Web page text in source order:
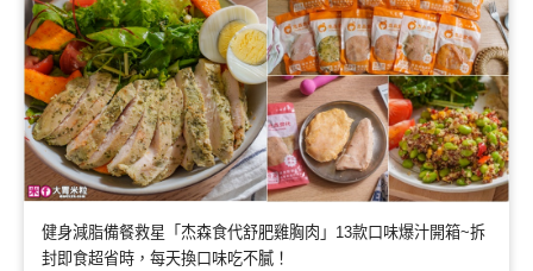
健身減脂備餐救星「杰森食代舒肥雞胸肉」13款口味爆汁開箱~拆
封即食超省時，每天換口味吃不膩！